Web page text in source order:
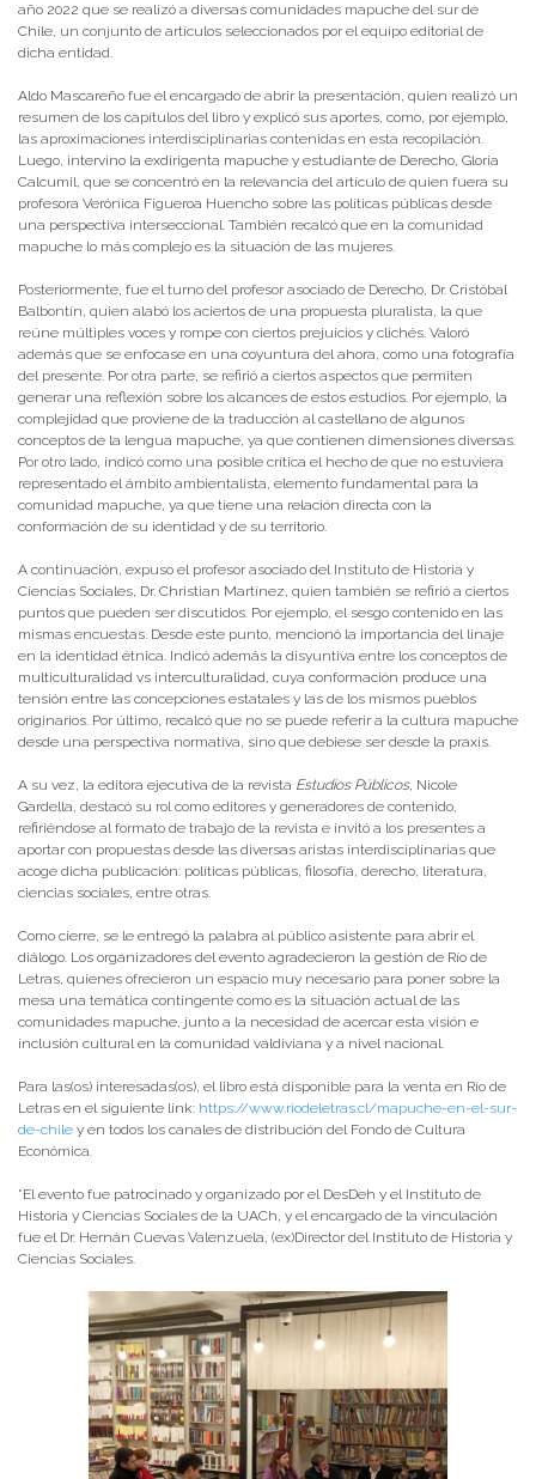
año 2022 que se realizó a diversas comunidades mapuche del sur de
Chile, un conjunto de artículos seleccionados por el equipo editorial de
dicha entidad.
Aldo Mascareño fue el encargado de abrir la presentación, quien realizó un
resumen de los capítulos del libro y explicó sus aportes, como, por ejemplo,
las aproximaciones interdisciplinarias contenidas en esta recopilación.
Luego, intervino la exdirigenta mapuche y estudiante de Derecho, Gloria
Calcumil, que se concentró en la relevancia del artículo de quien fuera su
profesora Verónica Figueroa Huencho sobre las políticas públicas desde
una perspectiva interseccional. También recalcó que en la comunidad
mapuche lo más complejo es la situación de las mujeres.
Posteriormente, fue el turno del profesor asociado de Derecho, Dr. Cristóbal
Balbontín, quien alabó los aciertos de una propuesta pluralista, la que
reúne múltiples voces y rompe con ciertos prejuicios y clichés. Valoró
además que se enfocase en una coyuntura del ahora, como una fotografía
del presente. Por otra parte, se refirió a ciertos aspectos que permiten
generar una reflexión sobre los alcances de estos estudios. Por ejemplo, la
complejidad que proviene de la traducción al castellano de algunos
conceptos de la lengua mapuche, ya que contienen dimensiones diversas.
Por otro lado, indicó como una posible crítica el hecho de que no estuviera
representado el ámbito ambientalista, elemento fundamental para la
comunidad mapuche, ya que tiene una relación directa con la
conformación de su identidad y de su territorio.
A continuación, expuso el profesor asociado del Instituto de Historia y
Ciencias Sociales, Dr. Christian Martínez, quien también se refirió a ciertos
puntos que pueden ser discutidos. Por ejemplo, el sesgo contenido en las
mismas encuestas. Desde este punto, mencionó la importancia del linaje
en la identidad étnica. Indicó además la disyuntiva entre los conceptos de
multiculturalidad vs interculturalidad, cuya conformación produce una
tensión entre las concepciones estatales y las de los mismos pueblos
originarios. Por último, recalcó que no se puede referir a la cultura mapuche
desde una perspectiva normativa, sino que debiese ser desde la praxis.
A su vez, la editora ejecutiva de la revista Estudios Públicos, Nicole
Gardella, destacó su rol como editores y generadores de contenido,
refiriéndose al formato de trabajo de la revista e invitó a los presentes a
aportar con propuestas desde las diversas aristas interdisciplinarias que
acoge dicha publicación: políticas públicas, filosofía, derecho, literatura,
ciencias sociales, entre otras.
Como cierre, se le entregó la palabra al público asistente para abrir el
diálogo. Los organizadores del evento agradecieron la gestión de Río de
Letras, quienes ofrecieron un espacio muy necesario para poner sobre la
mesa una temática contingente como es la situación actual de las
comunidades mapuche, junto a la necesidad de acercar esta visión e
inclusión cultural en la comunidad valdiviana y a nivel nacional.
Para las(os) interesadas(os), el libro está disponible para la venta en Río de
Letras en el siguiente link: https://www.riodeletras.cl/mapuche-en-el-sur-
de-chile y en todos los canales de distribución del Fondo de Cultura
Económica.
*El evento fue patrocinado y organizado por el DesDeh y el Instituto de
Historia y Ciencias Sociales de la UACh, y el encargado de la vinculación
fue el Dr. Hernán Cuevas Valenzuela, (ex)Director del Instituto de Historia y
Ciencias Sociales.